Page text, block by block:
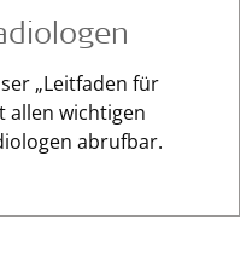
„Leitfaden für
allen wichtigen
abrufbar.